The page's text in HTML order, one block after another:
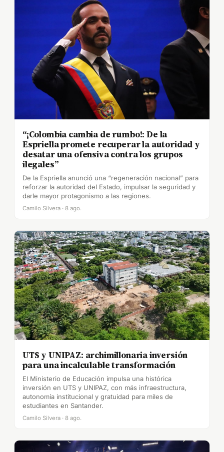
“¡Colombia cambia de rumbo!: De la
Espriella promete recuperar la autoridad y
desatar una ofensiva contra los grupos
ilegales”
De la Espriella anunció una “regeneración nacional” para
reforzar la autoridad del Estado, impulsar la seguridad y
darle mayor protagonismo a las regiones.
Camilo Silvera · 8 ago.
UTS y UNIPAZ: archimillonaria inversión
para una incalculable transformación
El Ministerio de Educación impulsa una histórica
inversión en UTS y UNIPAZ, con más infraestructura,
autonomía institucional y gratuidad para miles de
estudiantes en Santander.
Camilo Silvera · 8 ago.